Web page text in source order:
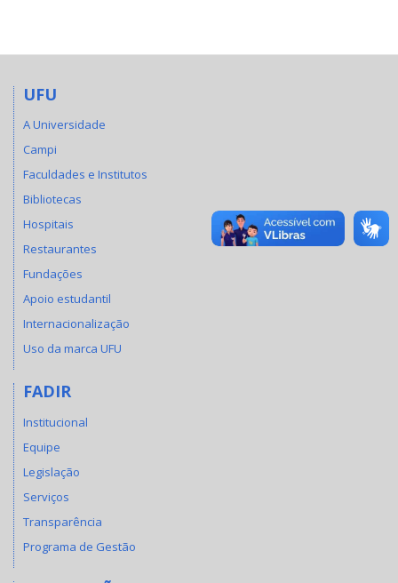
UFU
A Universidade
Campi
Faculdades e Institutos
Bibliotecas
Hospitais
Restaurantes
Fundações
Apoio estudantil
Internacionalização
Uso da marca UFU
FADIR
Institucional
Equipe
Legislação
Serviços
Transparência
Programa de Gestão